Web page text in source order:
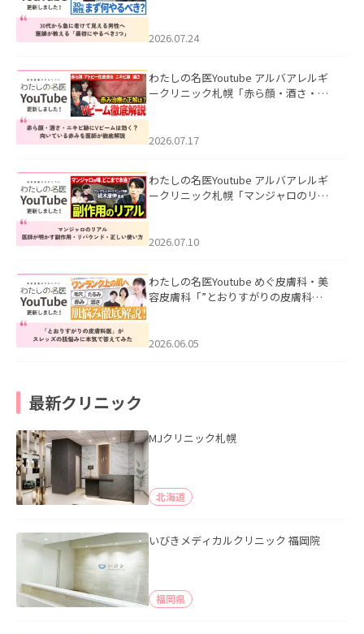
た。
2026.07.24
わたしの名医Youtube アルバアレルギ
ークリニック札幌「赤ら顔・酒さ・ニ
した。
2026.07.17
わたしの名医Youtube アルバアレルギ
ークリニック札幌「マンジャロのリア
た。
2026.07.10
わたしの名医Youtube めぐ皮膚科・美
容皮膚科「”とおりすがりの皮膚科
2026.06.05
最新クリニック
MJクリニック札幌
北海道
いびきメディカルクリニック 福岡院
福岡県